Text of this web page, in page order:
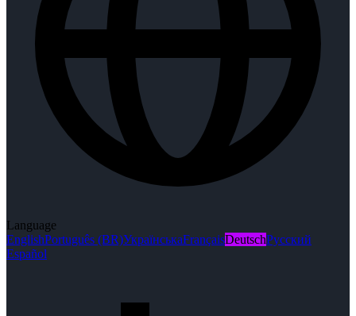
Language
EnglishPortuguês (BR)УкраїнськаFrançaisDeutschРусский
Español